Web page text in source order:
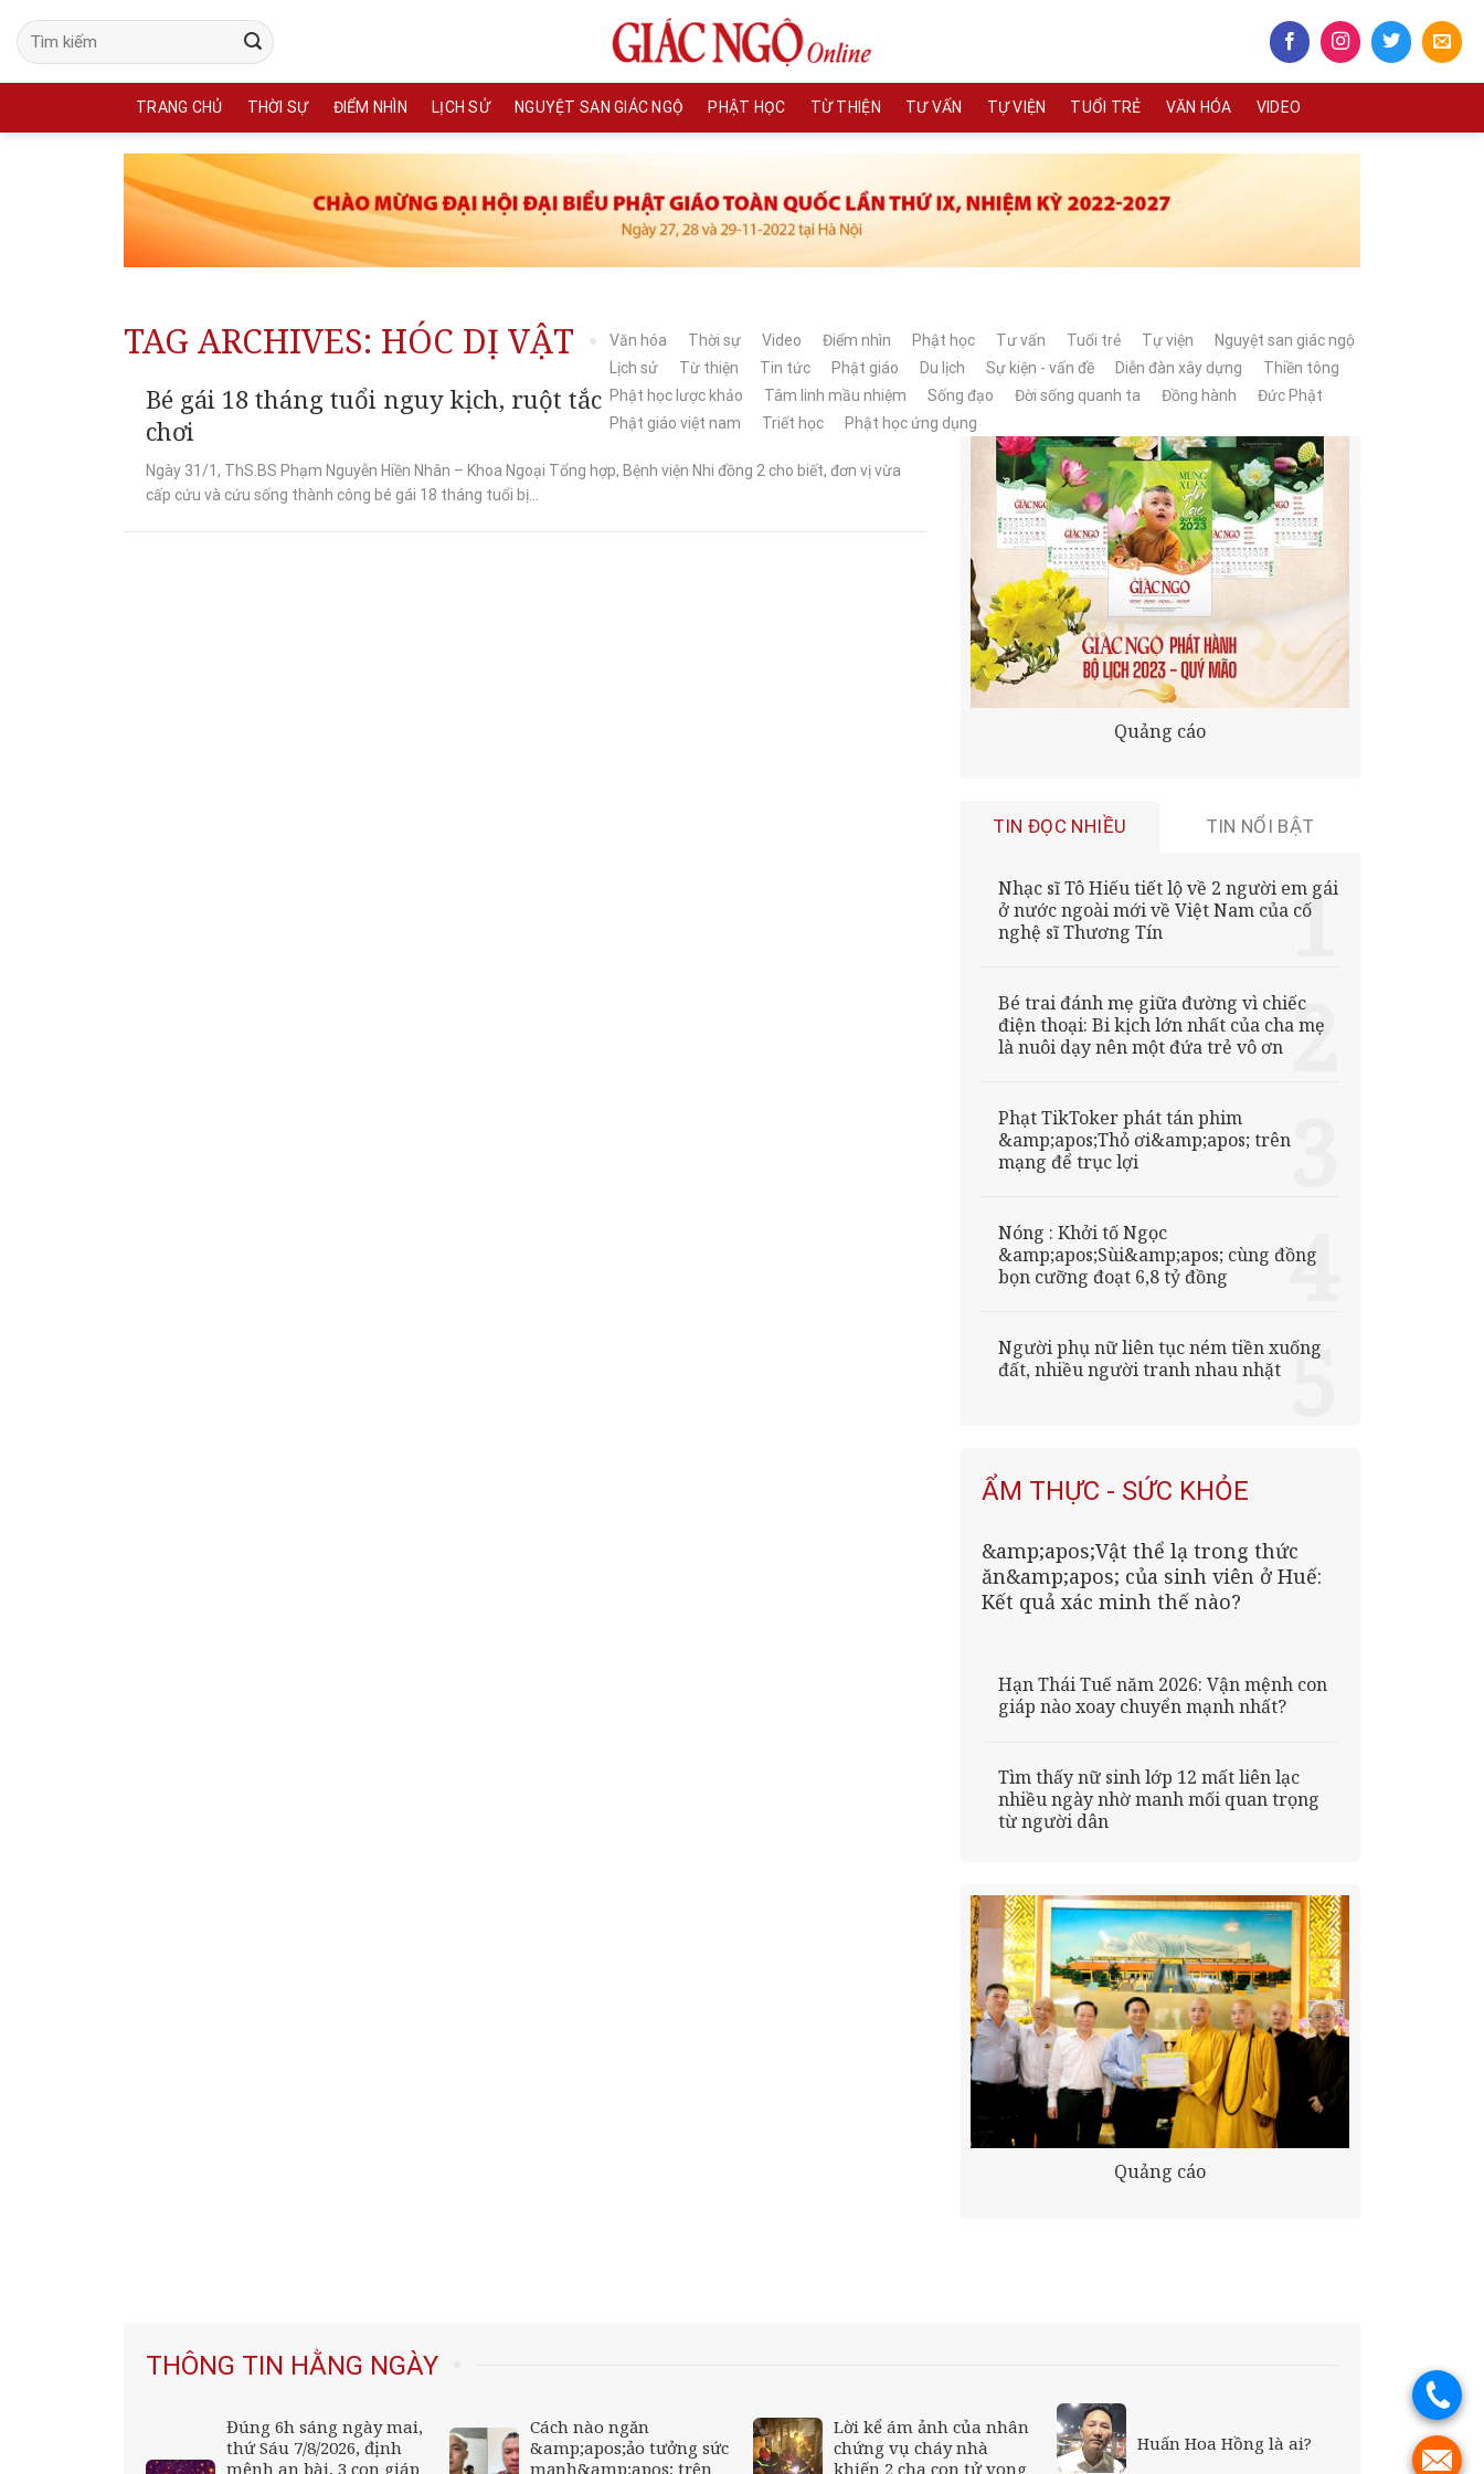
content
TRANG CHỦ THỜI SỰ ĐIỂM NHÌN LỊCH SỬ NGUYỆT SAN GIÁC NGỘ PHẬT HỌC TỪ THIỆN TƯ VẤN TỰ VIỆN TUỔI TRẺ VĂN HÓA VIDEO
TAG ARCHIVES: HÓC DỊ VẬT Văn hóa Thời sự Video Điểm nhìn Phật học Tư vấn Tuổi trẻ Tự viện
Nguyệt san giác ngộ
Lịch sử
Từ thiện Tin tức Phật giáo Du lịch Sự kiện - vấn đề Diễn đàn xây dựng
Thiền tông
Phật học lược khảo
Tâm linh mầu nhiệm Sống đạo Đời sống quanh ta Đồng hành
Đức Phật
Phật giáo việt nam
Triết học Phật học ứng dụng
Bé gái 18 tháng tuổi nguy kịch, ruột tắc nghẽn vì nuốt hạt nở đồ
chơi
Ngày 31/1, ThS.BS Phạm Nguyễn Hiền Nhân – Khoa Ngoại Tổng hợp, Bệnh viện Nhi đồng 2 cho biết, đơn vị vừa
cấp cứu và cứu sống thành công bé gái 18 tháng tuổi bị...
Quảng cáo
TIN ĐỌC NHIỀU TIN NỔI BẬT
Nhạc sĩ Tô Hiếu tiết lộ về 2 người em gái
ở nước ngoài mới về Việt Nam của cố
nghệ sĩ Thương Tín
Bé trai đánh mẹ giữa đường vì chiếc
điện thoại: Bi kịch lớn nhất của cha mẹ
là nuôi dạy nên một đứa trẻ vô ơn
Phạt TikToker phát tán phim
&amp;apos;Thỏ ơi&amp;apos; trên
mạng để trục lợi
Nóng : Khởi tố Ngọc
&amp;apos;Sùi&amp;apos; cùng đồng
bọn cưỡng đoạt 6,8 tỷ đồng
Người phụ nữ liên tục ném tiền xuống
đất, nhiều người tranh nhau nhặt
ẨM THỰC - SỨC KHỎE
&amp;apos;Vật thể lạ trong thức
ăn&amp;apos; của sinh viên ở Huế:
Kết quả xác minh thế nào?
Hạn Thái Tuế năm 2026: Vận mệnh con
giáp nào xoay chuyển mạnh nhất?
Tìm thấy nữ sinh lớp 12 mất liên lạc
nhiều ngày nhờ manh mối quan trọng
từ người dân
Quảng cáo
THÔNG TIN HẰNG NGÀY
Đúng 6h sáng ngày mai,
thứ Sáu 7/8/2026, định
mệnh an bài, 3 con giáp
Cách nào ngăn
&amp;apos;ảo tưởng sức
mạnh&amp;apos; trên
Lời kể ám ảnh của nhân
chứng vụ cháy nhà
khiến 2 cha con tử vong
Huấn Hoa Hồng là ai?
.
.